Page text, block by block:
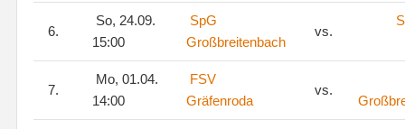
6.
So, 24.09.
15:00
SpG
Großbreitenbach
vs.
7.
Mo, 01.04.
14:00
FSV
Gräfenroda
vs.